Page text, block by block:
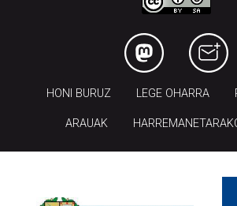
HONI BURUZ LEGE OHARRA
ARAUAK